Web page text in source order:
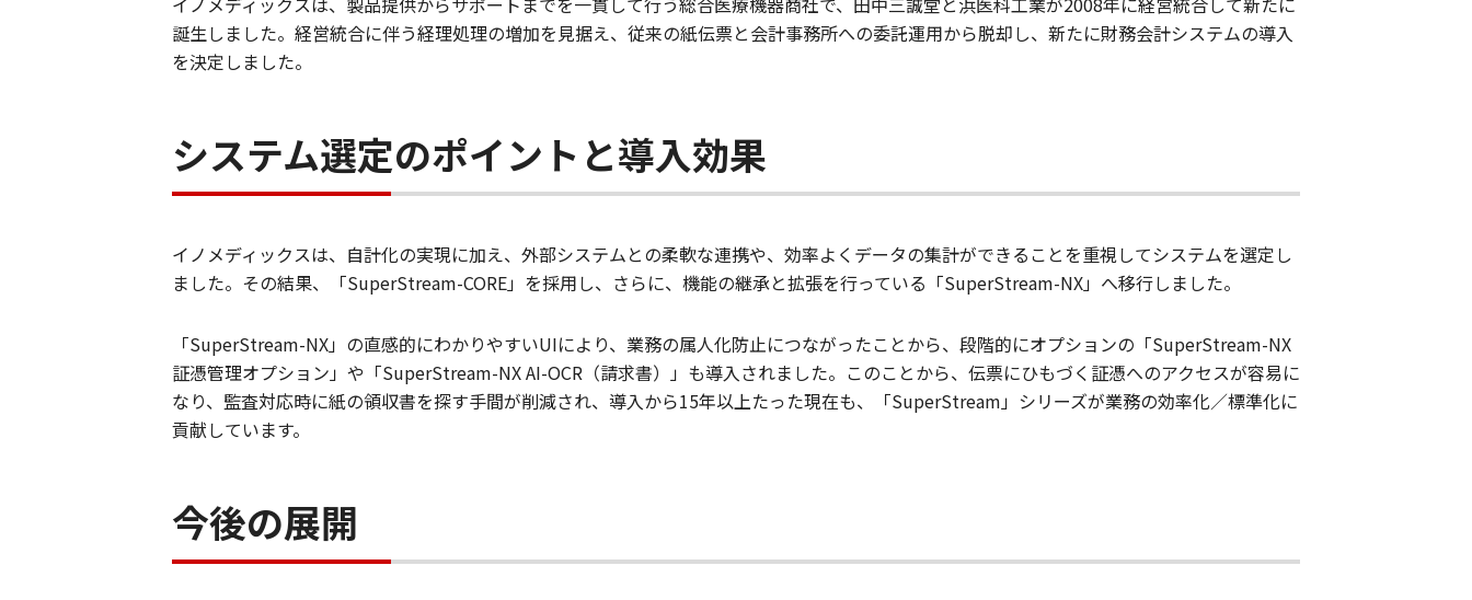
誕生しました。経営統合に伴う経理処理の増加を見据え、従来の紙伝票と会計事務所への委託運用から脱却し、新たに財務会計システムの導入
を決定しました。
システム選定のポイントと導入効果
イノメディックスは、自計化の実現に加え、外部システムとの柔軟な連携や、効率よくデータの集計ができることを重視してシステムを選定し
ました。その結果、「SuperStream-CORE」を採用し、さらに、機能の継承と拡張を行っている「SuperStream-NX」へ移行しました。
「SuperStream-NX」の直感的にわかりやすいUIにより、業務の属人化防止につながったことから、段階的にオプションの「SuperStream-NX
証憑管理オプション」や「SuperStream-NX AI-OCR（請求書）」も導入されました。このことから、伝票にひもづく証憑へのアクセスが容易に
なり、監査対応時に紙の領収書を探す手間が削減され、導入から15年以上たった現在も、「SuperStream」シリーズが業務の効率化／標準化に
貢献しています。
今後の展開